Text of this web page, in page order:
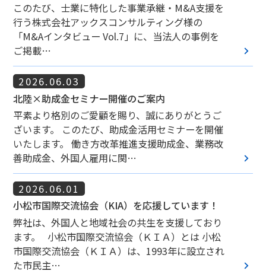
このたび、士業に特化した事業承継・M&A支援を
行う株式会社アックスコンサルティング様の
「M&Aインタビュー Vol.7」に、当法人の事例を
ご掲載…
keyboard_arrow_right
2026.06.03
北陸×助成金セミナー開催のご案内
平素より格別のご愛顧を賜り、誠にありがとうご
ざいます。 このたび、助成金活用セミナーを開催
いたします。 働き方改革推進支援助成金、業務改
善助成金、外国人雇用に関…
keyboard_arrow_right
2026.06.01
小松市国際交流協会（KIA）を応援しています！
弊社は、外国人と地域社会の共生を支援しており
ます。 小松市国際交流協会（ＫＩＡ）とは 小松
市国際交流協会（ＫＩＡ）は、1993年に設立され
た市民主…
keyboard_arrow_right